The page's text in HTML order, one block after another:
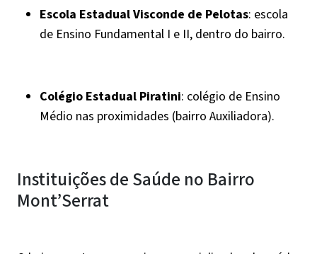
Escola Estadual Visconde de Pelotas: escola
de Ensino Fundamental I e II, dentro do bairro.
Colégio Estadual Piratini: colégio de Ensino
Médio nas proximidades (bairro Auxiliadora).
Instituições de Saúde no Bairro
Mont’Serrat